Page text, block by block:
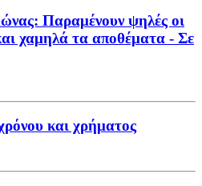
Παραμένουν ψηλές οι
χαμηλά τα αποθέματα - Σε
και χρήματος